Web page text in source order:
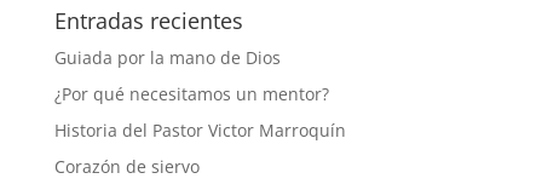
Entradas recientes
Guiada por la mano de Dios
¿Por qué necesitamos un mentor?
Historia del Pastor Victor Marroquín
Corazón de siervo